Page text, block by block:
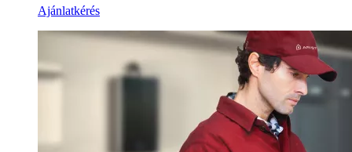
Ajánlatkérés